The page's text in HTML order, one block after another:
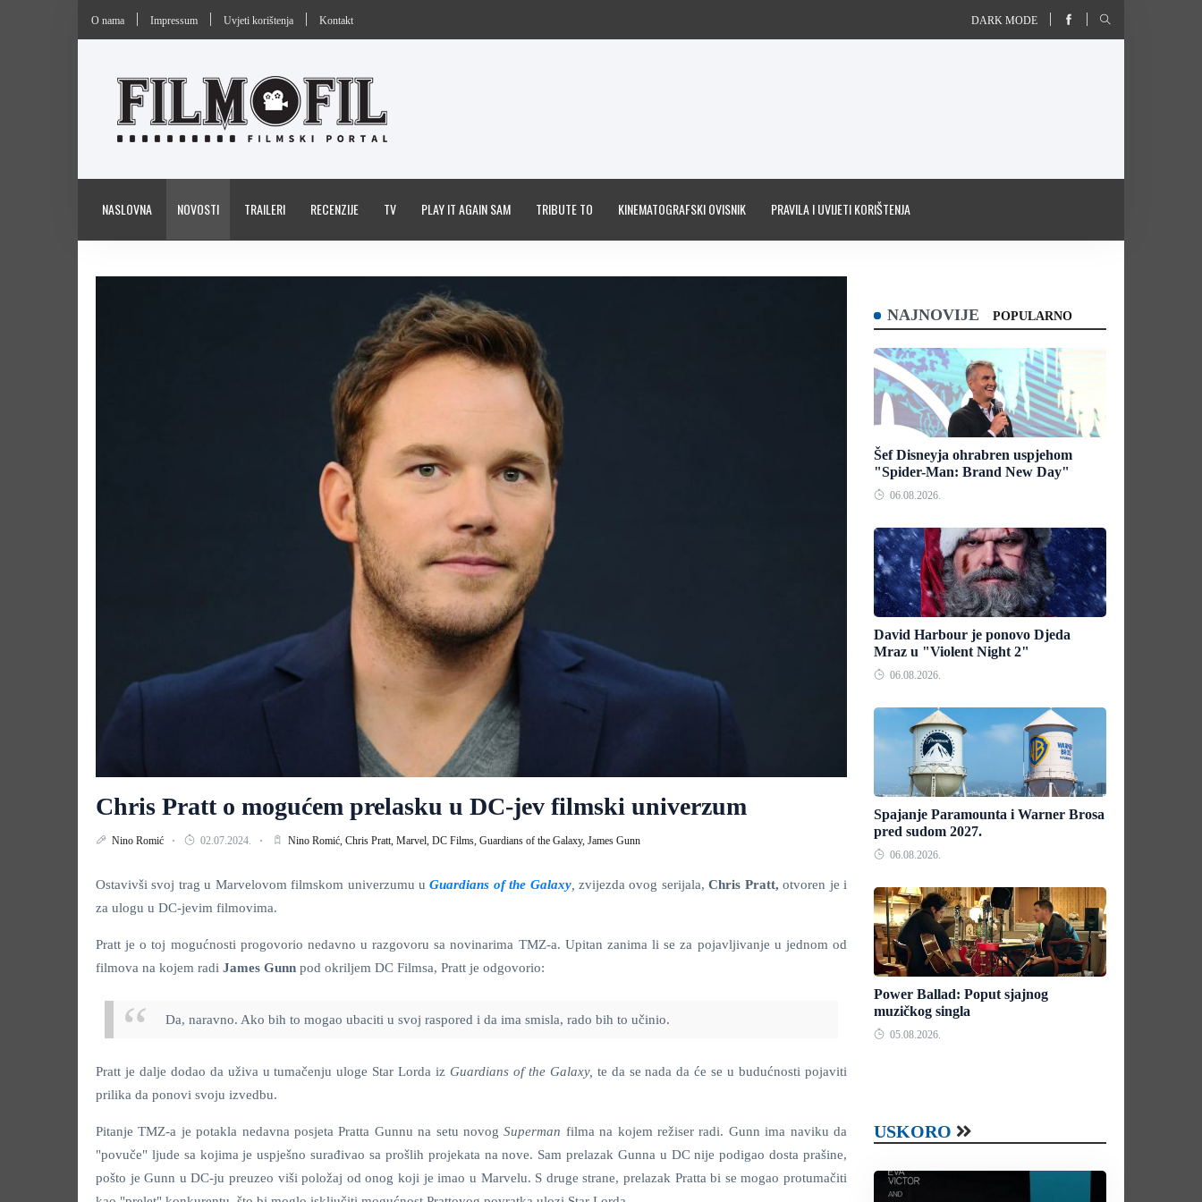
O nama Impressum Uvjeti korištenja Kontakt DARK MODE
NASLOVNA NOVOSTI TRAILERI RECENZIJE TV PLAY IT AGAIN SAM TRIBUTE TO KINEMATOGRAFSKI OVISNIK PRAVILA I UVIJETI KORIŠTENJA
Chris Pratt o mogućem prelasku u DC-jev filmski univerzum
Nino Romić 02.07.2024. Nino Romić, Chris Pratt, Marvel, DC Films, Guardians of the Galaxy, James Gunn
Ostavivši svoj trag u Marvelovom filmskom univerzumu uGuardians of the Galaxy,zvijezda ovog serijala,Chris Pratt,otvoren je i
za ulogu u DC-jevim filmovima.
Pratt je o toj mogućnosti progovorio nedavno u razgovoru sa novinarima TMZ-a. Upitan zanima li se za pojavljivanje u jednom od
filmova na kojem radi James Gunn pod okriljem DC Filmsa, Pratt je odgovorio:
Da, naravno. Ako bih to mogao ubaciti u svoj raspored i da ima smisla, rado bih to učinio.
Pratt je dalje dodao da uživa u tumačenju uloge Star Lorda izGuardians of the Galaxy, te da se nada da će se u budućnosti pojaviti
prilika da ponovi svoju izvedbu.
Pitanje TMZ-a je potakla nedavna posjeta Pratta Gunnu na setu novogSuperman filma na kojem režiser radi. Gunn ima naviku da
"povuče" ljude sa kojima je uspješno surađivao sa prošlih projekata na nove. Sam prelazak Gunna u DC nije podigao dosta prašine,
pošto je Gunn u DC-ju preuzeo viši položaj od onog koji je imao u Marvelu. S druge strane, prelazak Pratta bi se mogao protumačiti
NAJNOVIJE POPULARNO
Šef Disneyja ohrabren uspjehom
"Spider-Man: Brand New Day"
06.08.2026.
David Harbour je ponovo Djeda
Mraz u "Violent Night 2"
06.08.2026.
Spajanje Paramounta i Warner Brosa
pred sudom 2027.
06.08.2026.
Power Ballad: Poput sjajnog
muzičkog singla
05.08.2026.
USKORO